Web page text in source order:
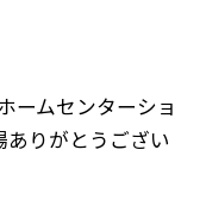
ームセンターショ
ありがとうござい